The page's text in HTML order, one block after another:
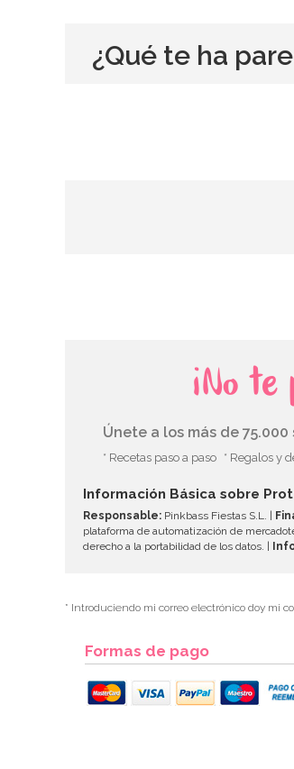
¿Qué te ha
¡No
Únete a los más de
* Recetas paso a paso * Regalos y
Información Básica sobre
Responsable: Pinkbass Fiestas S.L. |
plataforma de automatización de
derecho a la portabilidad de los datos. |
* Introduciendo mi correo electrónico doy mi
Formas de pago